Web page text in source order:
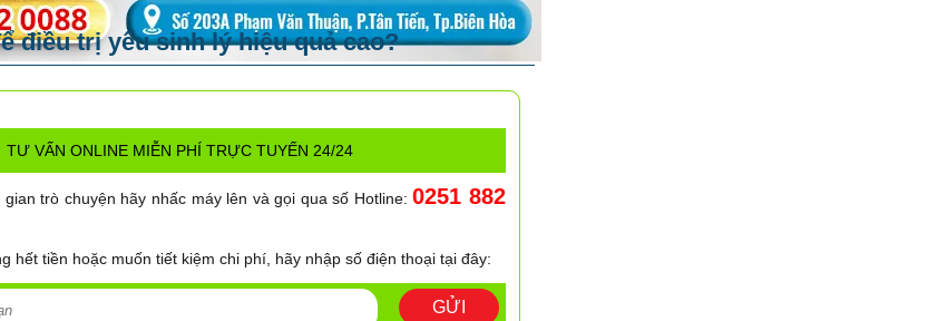
điều trị yếu sinh lý hiệu quả cao?
TƯ VẤN ONLINE MIỄN PHÍ TRỰC TUYẾN 24/24
gian trò chuyện hãy nhấc máy lên và gọi qua số Hotline:0251 882
hết tiền hoặc muốn tiết kiệm chi phí, hãy nhập số điện thoại tại đây:
GỬI